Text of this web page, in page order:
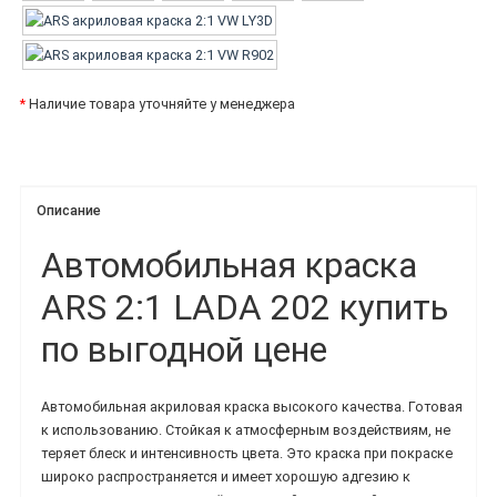
* Наличие товара уточняйте у менеджера
Описание
Автомобильная краска
ARS 2:1 LADA 202 купить
по выгодной цене
Автомобильная акриловая краска высокого качества. Готовая
к использованию. Стойкая к атмосферным воздействиям, не
теряет блеск и интенсивность цвета. Это краска при покраске
широко распространяется и имеет хорошую адгезию к